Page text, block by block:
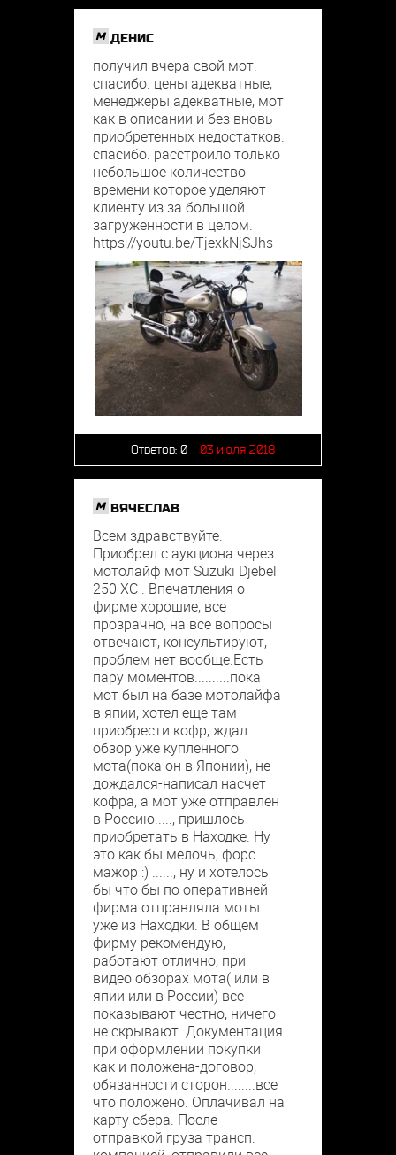
M ДЕНИС
получил вчера свой мот.
спасибо. цены адекватные,
менеджеры адекватные, мот
как в описании и без вновь
приобретенных недостатков.
спасибо. расстроило только
небольшое количество
времени которое уделяют
клиенту из за большой
загруженности в целом.
https://youtu.be/TjexkNjSJhs
Ответов: 0 03 июля 2018
M ВЯЧЕСЛАВ
Всем здравствуйте.
Приобрел с аукциона через
мотолайф мот Suzuki Djebel
250 XC . Впечатления о
фирме хорошие, все
прозрачно, на все вопросы
отвечают, консультируют,
проблем нет вообще.Есть
пару моментов..........пока
мот был на базе мотолайфа
в япии, хотел еще там
приобрести кофр, ждал
обзор уже купленного
мота(пока он в Японии), не
дождался-написал насчет
кофра, а мот уже отправлен
в Россию....., пришлось
приобретать в Находке. Ну
это как бы мелочь, форс
мажор :) ......, ну и хотелось
бы что бы по оперативней
фирма отправляла моты
уже из Находки. В общем
фирму рекомендую,
работают отлично, при
видео обзорах мота( или в
япии или в России) все
показывают честно, ничего
не скрывают. Документация
при оформлении покупки
как и положена-договор,
обязанности сторон........все
что положено. Оплачивал на
карту сбера. После
отправкой груза трансп.